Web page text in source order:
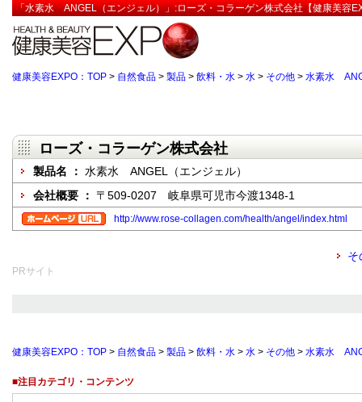
「水素水 ANGEL（エンジェル）」:ローズ・コラーゲン株式会社【健康美容
健康美容EXPO：TOP > 自然食品 > 製品 > 飲料・水 > 水 > その他 > 水素水
ローズ・コラーゲン株式会社
製品名 ： 水素水 ANGEL（エンジェル）
会社概要 ： 〒509-0207 岐阜県可児市今渡1348-1
http://www.rose-collagen.com/health/angel/index.html
そ
PRサイト
健康美容EXPO：TOP > 自然食品 > 製品 > 飲料・水 > 水 > その他 > 水素水
■注目カテゴリ・コンテンツ